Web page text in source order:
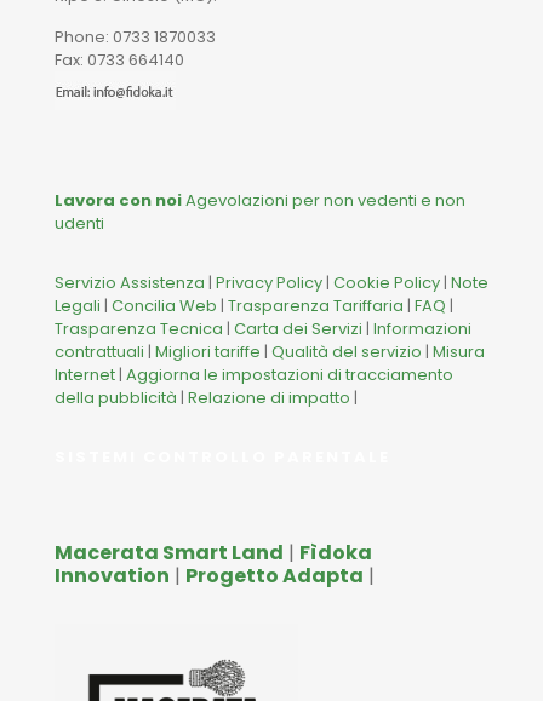
Phone: 0733 1870033
Fax: 0733 664140
Lavora con noiAgevolazioni per non vedenti e non
udenti
Servizio Assistenza | Privacy Policy| Cookie Policy| Note
Legali | Concilia Web | Trasparenza Tariffaria | FAQ |
Trasparenza Tecnica | Carta dei Servizi | Informazioni
contrattuali | Migliori tariffe | Qualità del servizio | Misura
Internet| Aggiorna le impostazioni di tracciamento
della pubblicità | Relazione di impatto |
Macerata Smart Land | Fìdoka
Innovation | Progetto Adapta |